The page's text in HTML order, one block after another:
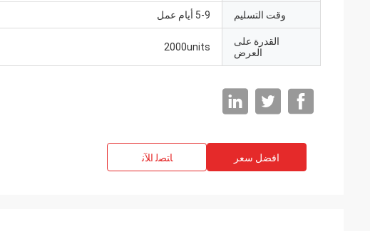
وقت التسليم 5-9 أيام عمل
القدرة على
العرض
2000units
افضل سعر ﺎﺘﺼﻟ ﺍﻶﻧ